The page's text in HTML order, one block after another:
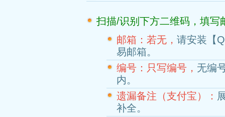
扫描/识别下方二维码，填写
邮箱：若无， 请安装【
易邮箱。
编号：只写编号， 无编
内。
遗漏备注（支付宝）：
补全。